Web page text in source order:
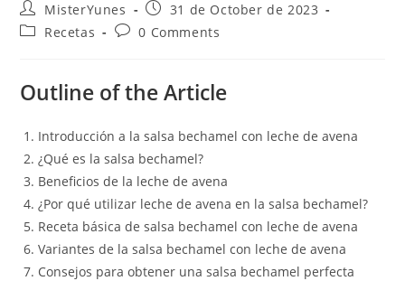
MisterYunes
31 de October de 2023
Recetas
0 Comments
Outline of the Article
Introducción a la salsa bechamel con leche de avena
¿Qué es la salsa bechamel?
Beneficios de la leche de avena
¿Por qué utilizar leche de avena en la salsa bechamel?
Receta básica de salsa bechamel con leche de avena
Variantes de la salsa bechamel con leche de avena
Consejos para obtener una salsa bechamel perfecta